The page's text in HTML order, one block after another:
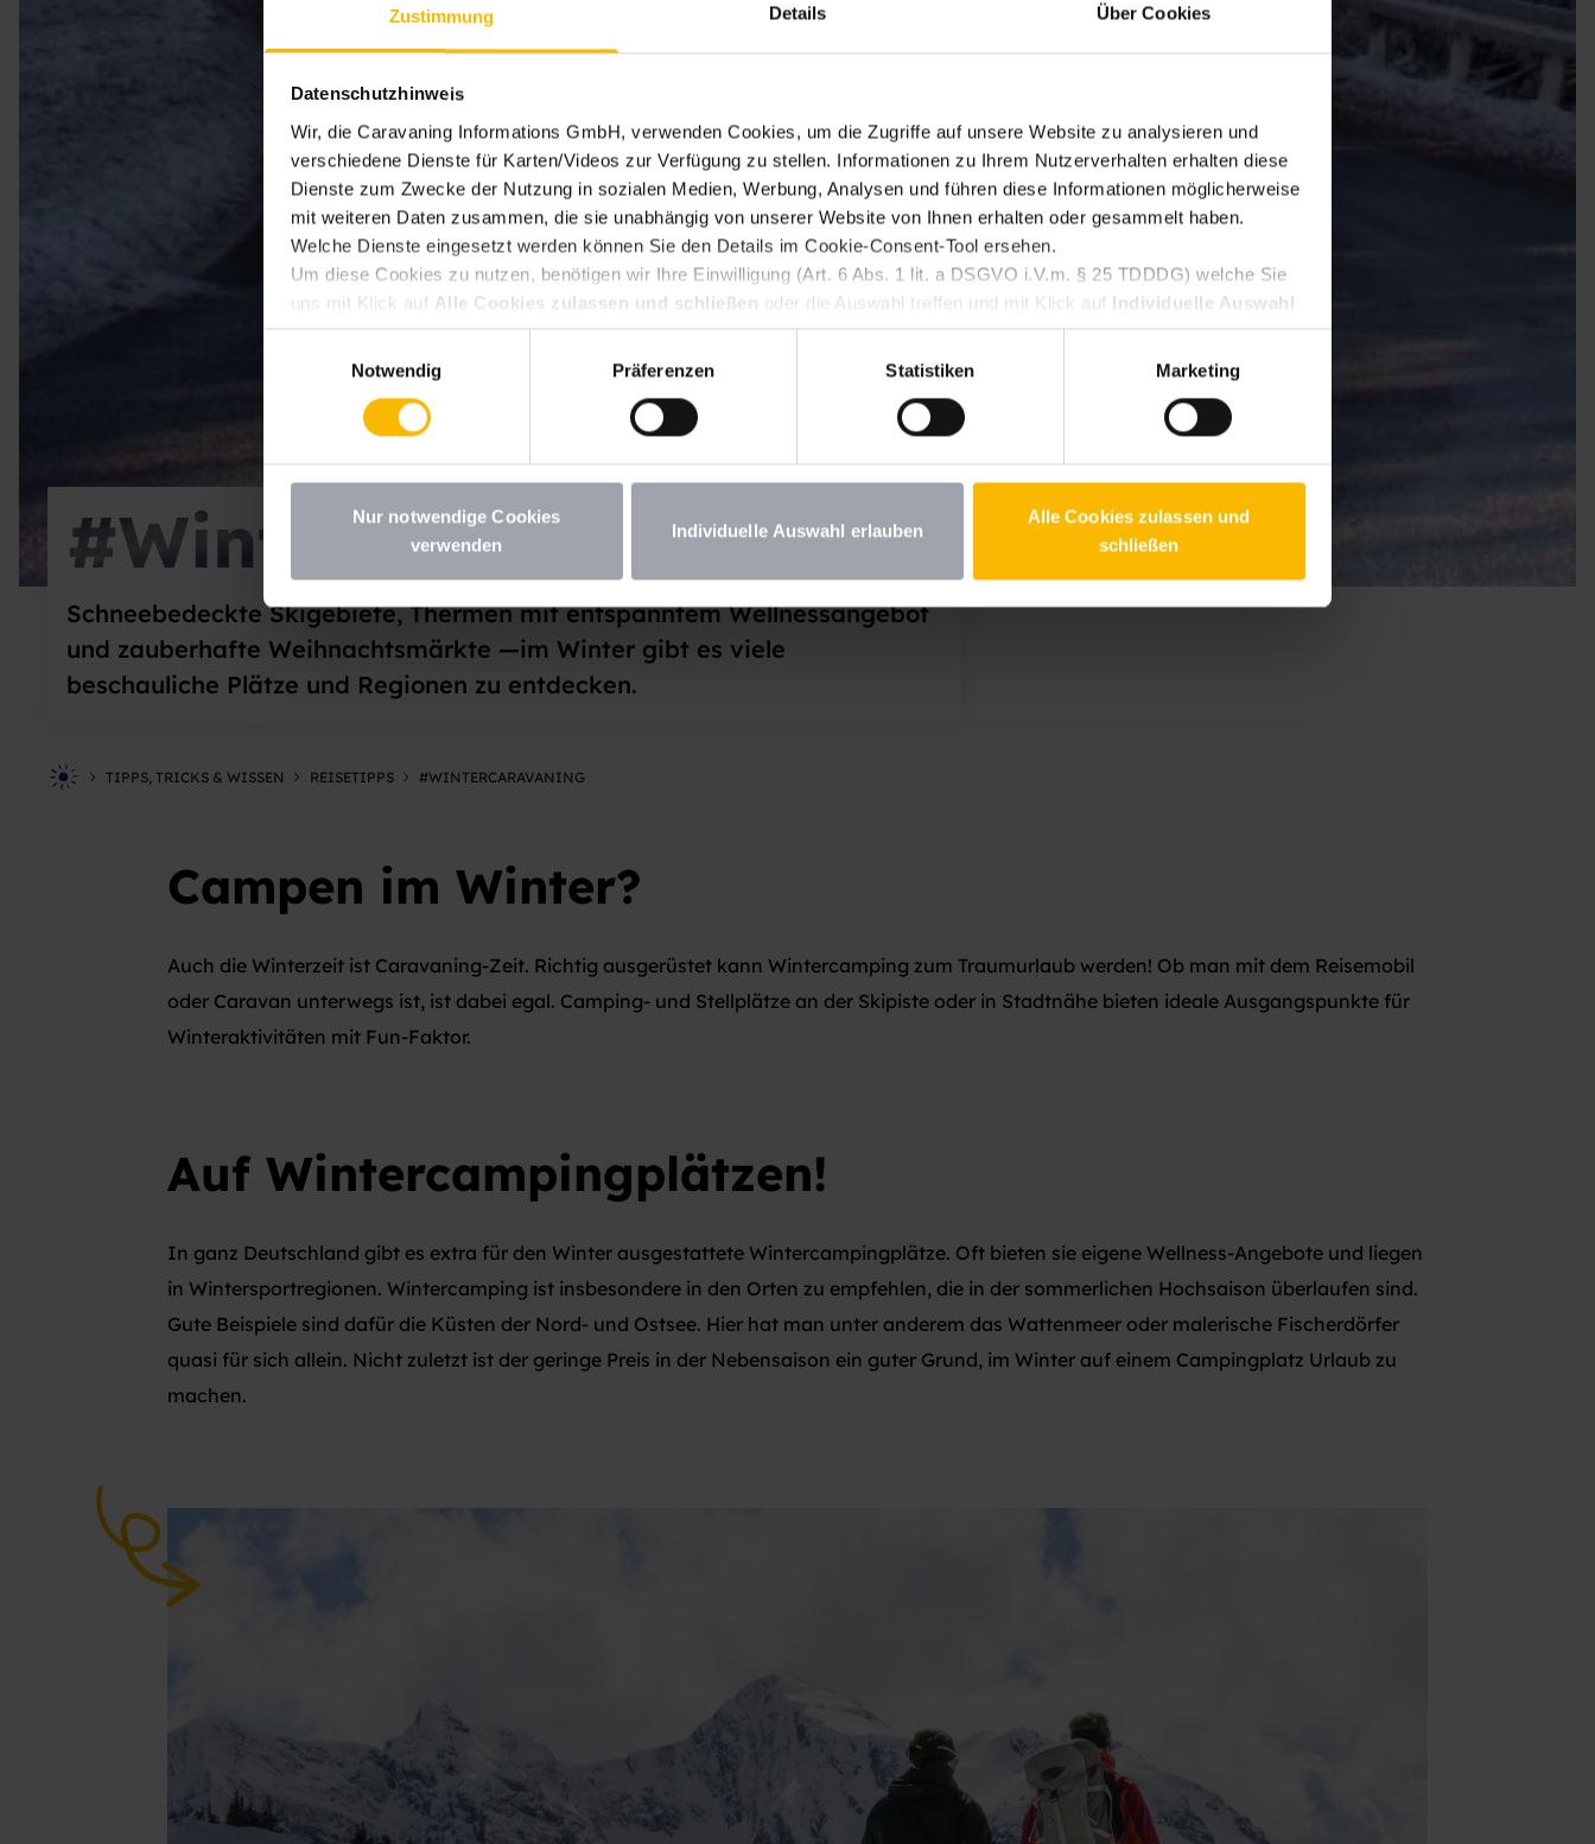
Zustimmung Details Über Cookies
Datenschutzhinweis
Wir, die Caravaning Informations GmbH, verwenden Cookies, um die Zugriffe auf unsere Website zu analysieren und
verschiedene Dienste für Karten/Videos zur Verfügung zu stellen. Informationen zu Ihrem Nutzerverhalten erhalten diese
Dienste zum Zwecke der Nutzung in sozialen Medien, Werbung, Analysen und führen diese Informationen möglicherweise
mit weiteren Daten zusammen, die sie unabhängig von unserer Website von Ihnen erhalten oder gesammelt haben.
Welche Dienste eingesetzt werden können Sie den Details im Cookie-Consent-Tool ersehen.
Um diese Cookies zu nutzen, benötigen wir Ihre Einwilligung (Art. 6 Abs. 1 lit. a DSGVO i.V.m. § 25 TDDDG) welche Sie
uns mit Klick auf Alle Cookies zulassen und schließen oder die Auswahl treffen und mit Klick auf Individuelle Auswahl
erlaubenerteilen. Sie können Ihre erteilte Einwilligung jederzeit für die Zukunft widerrufen. Um Ihren Widerruf auszuüben,
deaktivieren Sie diesen Dienst. Wenn Sie unter 16 Jahre alt sind und Ihre Zustimmung zu freiwilligen Diensten geben
möchten, müssen Sie Ihre Erziehungsberechtigten um Erlaubnis bitten. Weitere Informationen finden Sie in unseren
Datenschutzhinweisen
Notwendig
Präferenzen Statistiken Marketing
Nur notwendige Cookies
verwenden
Individuelle Auswahl erlauben
Alle Cookies zulassen und
schließen
#Wintercaravaning
Schneebedeckte Skigebiete, Thermen mit entspanntem Wellnessangebot
und zauberhafte Weihnachtsmärkte —im Winter gibt es viele
beschauliche Plätze und Regionen zu entdecken.
TIPPS, TRICKS & WISSEN REISETIPPS #WINTERCARAVANING
Campen im Winter?
Auch die Winterzeit ist Caravaning-Zeit. Richtig ausgerüstet kann Wintercamping zum Traumurlaub werden! Ob man mit dem Reisemobil
oder Caravan unterwegs ist, ist dabei egal. Camping- und Stellplätze an der Skipiste oder in Stadtnähe bieten ideale Ausgangspunkte für
Winteraktivitäten mit Fun-Faktor.
AufWintercampingplätzen!
In ganz Deutschland gibt es extra für den Winter ausgestattete Wintercampingplätze. Oft bieten sie eigene Wellness-Angebote und liegen
in Wintersportregionen. Wintercamping ist insbesondere in den Orten zu empfehlen, die in der sommerlichen Hochsaison überlaufen sind.
Gute Beispiele sind dafür die Küsten der Nord- und Ostsee. Hier hat man unter anderem das Wattenmeer oder malerische Fischerdörfer
quasi für sich allein. Nicht zuletzt ist der geringe Preis in der Nebensaison ein guter Grund, im Winter auf einem Campingplatz Urlaub zu
machen.